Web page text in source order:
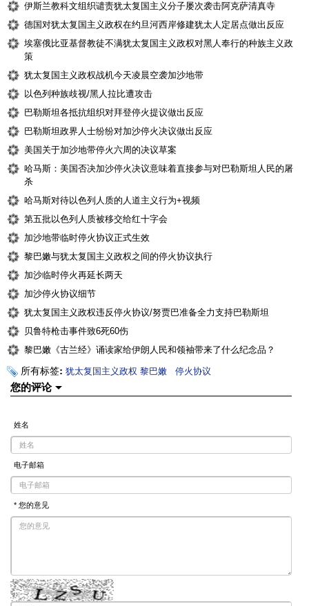
伊斯兰教科文组织谴责犹太复国主义分子屡次袭击阿克萨清真寺
德国对犹太复国主义政权在约旦河西岸修建犹太人定居点做出反应
埃塞俄比亚基督教徒不满犹太复国主义政权对黑人奉行的种族主义政
策
犹太复国主义政权战机今天凌晨空袭加沙地带
以色列种族歧视/黑人拉比遭攻击
巴勒斯坦各抵抗组织对拜登停火提议做出反应
巴勒斯坦政界人士纷纷对加沙停火决议做出反应
美国关于加沙地带停火六周的决议草案
哈马斯：美国否决加沙停火决议意味着直接参与对巴勒斯坦人民的屠
杀
哈马斯对待以色列人质的人道主义行为+视频
第五批以色列人质被移交给红十字会
加沙地带临时停火协议正式生效
黎巴嫩与犹太复国主义政权之间的停火协议执行
加沙临时停火再延长两天
加沙停火协议细节
犹太复国主义政权违反停火协议/努贾巴准备全力支持巴勒斯坦
贝鲁特枪击事件致6死60伤
黎巴嫩《古兰经》诵读家给伊朗人民和领袖带来了什么纪念品？
所有标签: 犹太复国主义政权 黎巴嫩 停火协议
您的评论
姓名
电子邮箱
* 您的意见